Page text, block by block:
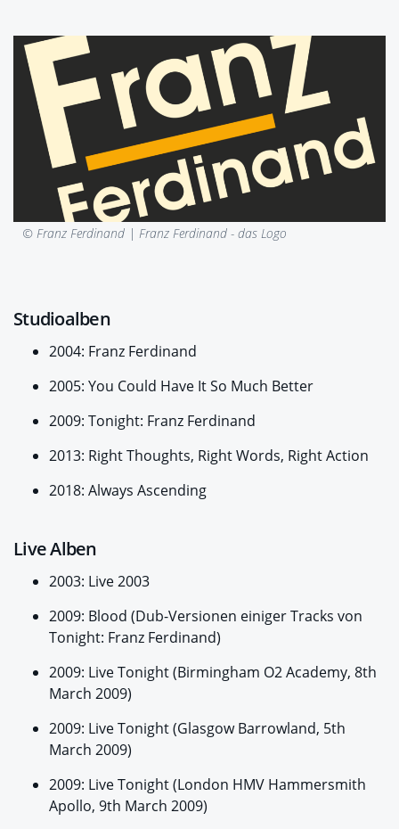
© Franz Ferdinand | Franz Ferdinand - das Logo
Studioalben
2004: Franz Ferdinand
2005: You Could Have It So Much Better
2009: Tonight: Franz Ferdinand
2013: Right Thoughts, Right Words, Right Action
2018: Always Ascending
Live Alben
2003: Live 2003
2009: Blood (Dub-Versionen einiger Tracks von
Tonight: Franz Ferdinand)
2009: Live Tonight (Birmingham O2 Academy, 8th
March 2009)
2009: Live Tonight (Glasgow Barrowland, 5th
March 2009)
2009: Live Tonight (London HMV Hammersmith
Apollo, 9th March 2009)